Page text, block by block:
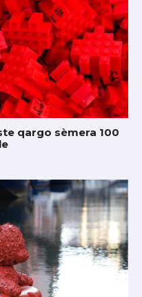
qargo sèmera 100